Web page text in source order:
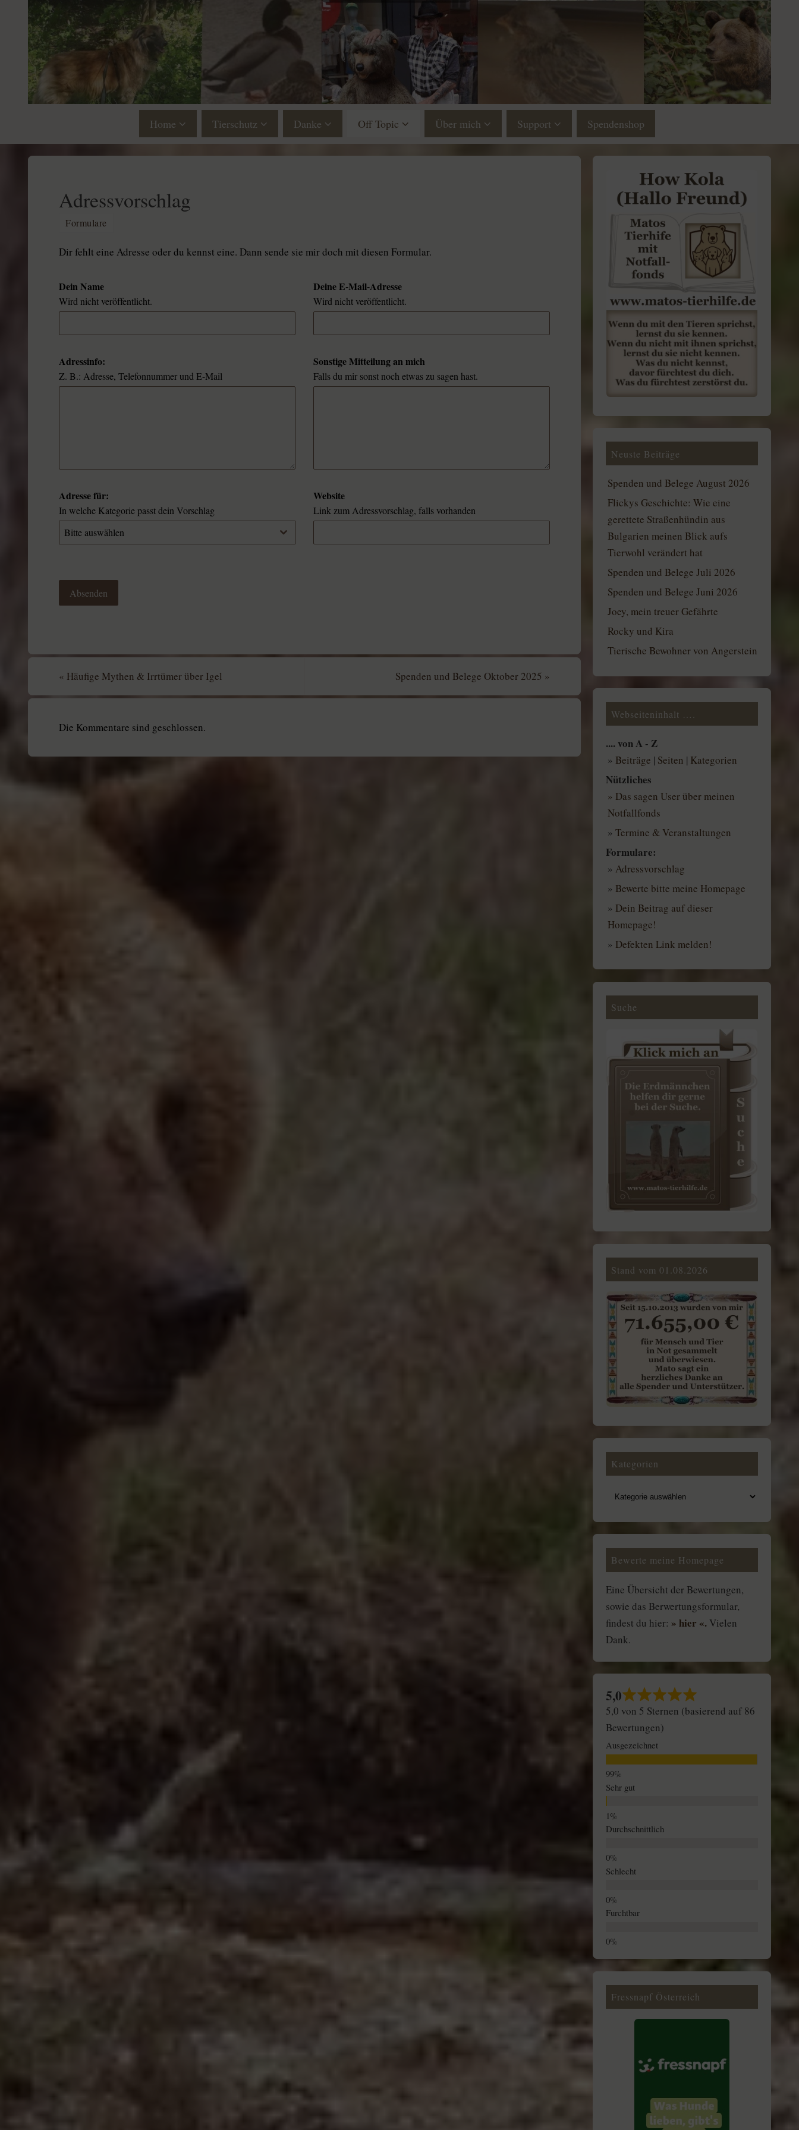
Home Tierschutz Danke Off Topic Über mich Support Spendenshop
Adressvorschlag
Formulare
Dir fehlt eine Adresse oder du kennst eine. Dann sende sie mir doch mit diesen Formular.
Dein Name
Wird nicht veröffentlicht.
Deine E-Mail-Adresse
Wird nicht veröffentlicht.
Adressinfo:
Z. B.: Adresse, Telefonnummer und E-Mail
Sonstige Mitteilung an mich
Falls du mir sonst noch etwas zu sagen hast.
Adresse für:
In welche Kategorie passt dein Vorschlag
Bitte auswählen
Website
Link zum Adressvorschlag, falls vorhanden
Absenden
« Häufige Mythen & Irrtümer über Igel Spenden und Belege Oktober 2025 »
Die Kommentare sind geschlossen.
Neuste Beiträge
Spenden und Belege August 2026
Flickys Geschichte: Wie eine
gerettete Straßenhündin aus
Bulgarien meinen Blick aufs
Tierwohl verändert hat
Spenden und Belege Juli 2026
Spenden und Belege Juni 2026
Joey, mein treuer Gefährte
Rocky und Kira
Tierische Bewohner von Angerstein
Webseiteninhalt ….
.... von A - Z
» Beiträge | Seiten | Kategorien
Nützliches
» Das sagen User über meinen
Notfallfonds
» Termine & Veranstaltungen
Formulare:
» Adressvorschlag
» Bewerte bitte meine Homepage
» Dein Beitrag auf dieser
Homepage!
» Defekten Link melden!
Suche
Stand vom 01.08.2026
Kategorien
Bewerte meine Homepage
Eine Übersicht der Bewertungen,
sowie das Berwertungsformular,
findest du hier: » hier «.Vielen
Dank.
5,0
5,0 von 5 Sternen (basierend auf 86
Bewertungen)
Ausgezeichnet
Sehr gut
Durchschnittlich
Schlecht
Furchtbar
Fressnapf Österreich